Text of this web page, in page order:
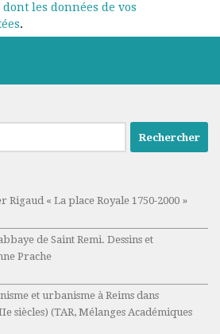
les données de vos
.
Rigaud « La place Royale 1750-2000 »
de Saint Remi. Dessins et
Prache
et urbanisme à Reims dans
siècles) (TAR, Mélanges Académiques